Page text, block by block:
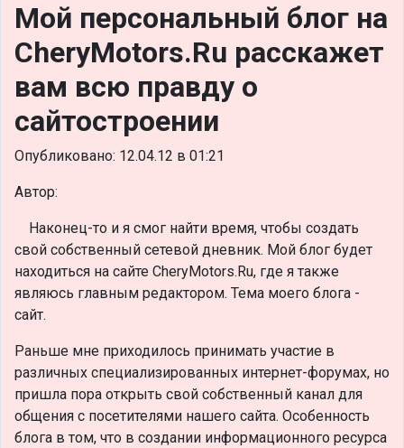
Мой персональный блог на
CheryMotors.Ru расскажет
вам всю правду о
сайтостроении
Опубликовано: 12.04.12 в 01:21
Автор:
Наконец-то и я смог найти время, чтобы создать
свой собственный сетевой дневник. Мой блог будет
находиться на сайте CheryMotors.Ru, где я также
являюсь главным редактором. Тема моего блога -
сайт.
Раньше мне приходилось принимать участие в
различных специализированных интернет-форумах, но
пришла пора открыть свой собственный канал для
общения с посетителями нашего сайта. Особенность
блога в том, что в создании информационного ресурса